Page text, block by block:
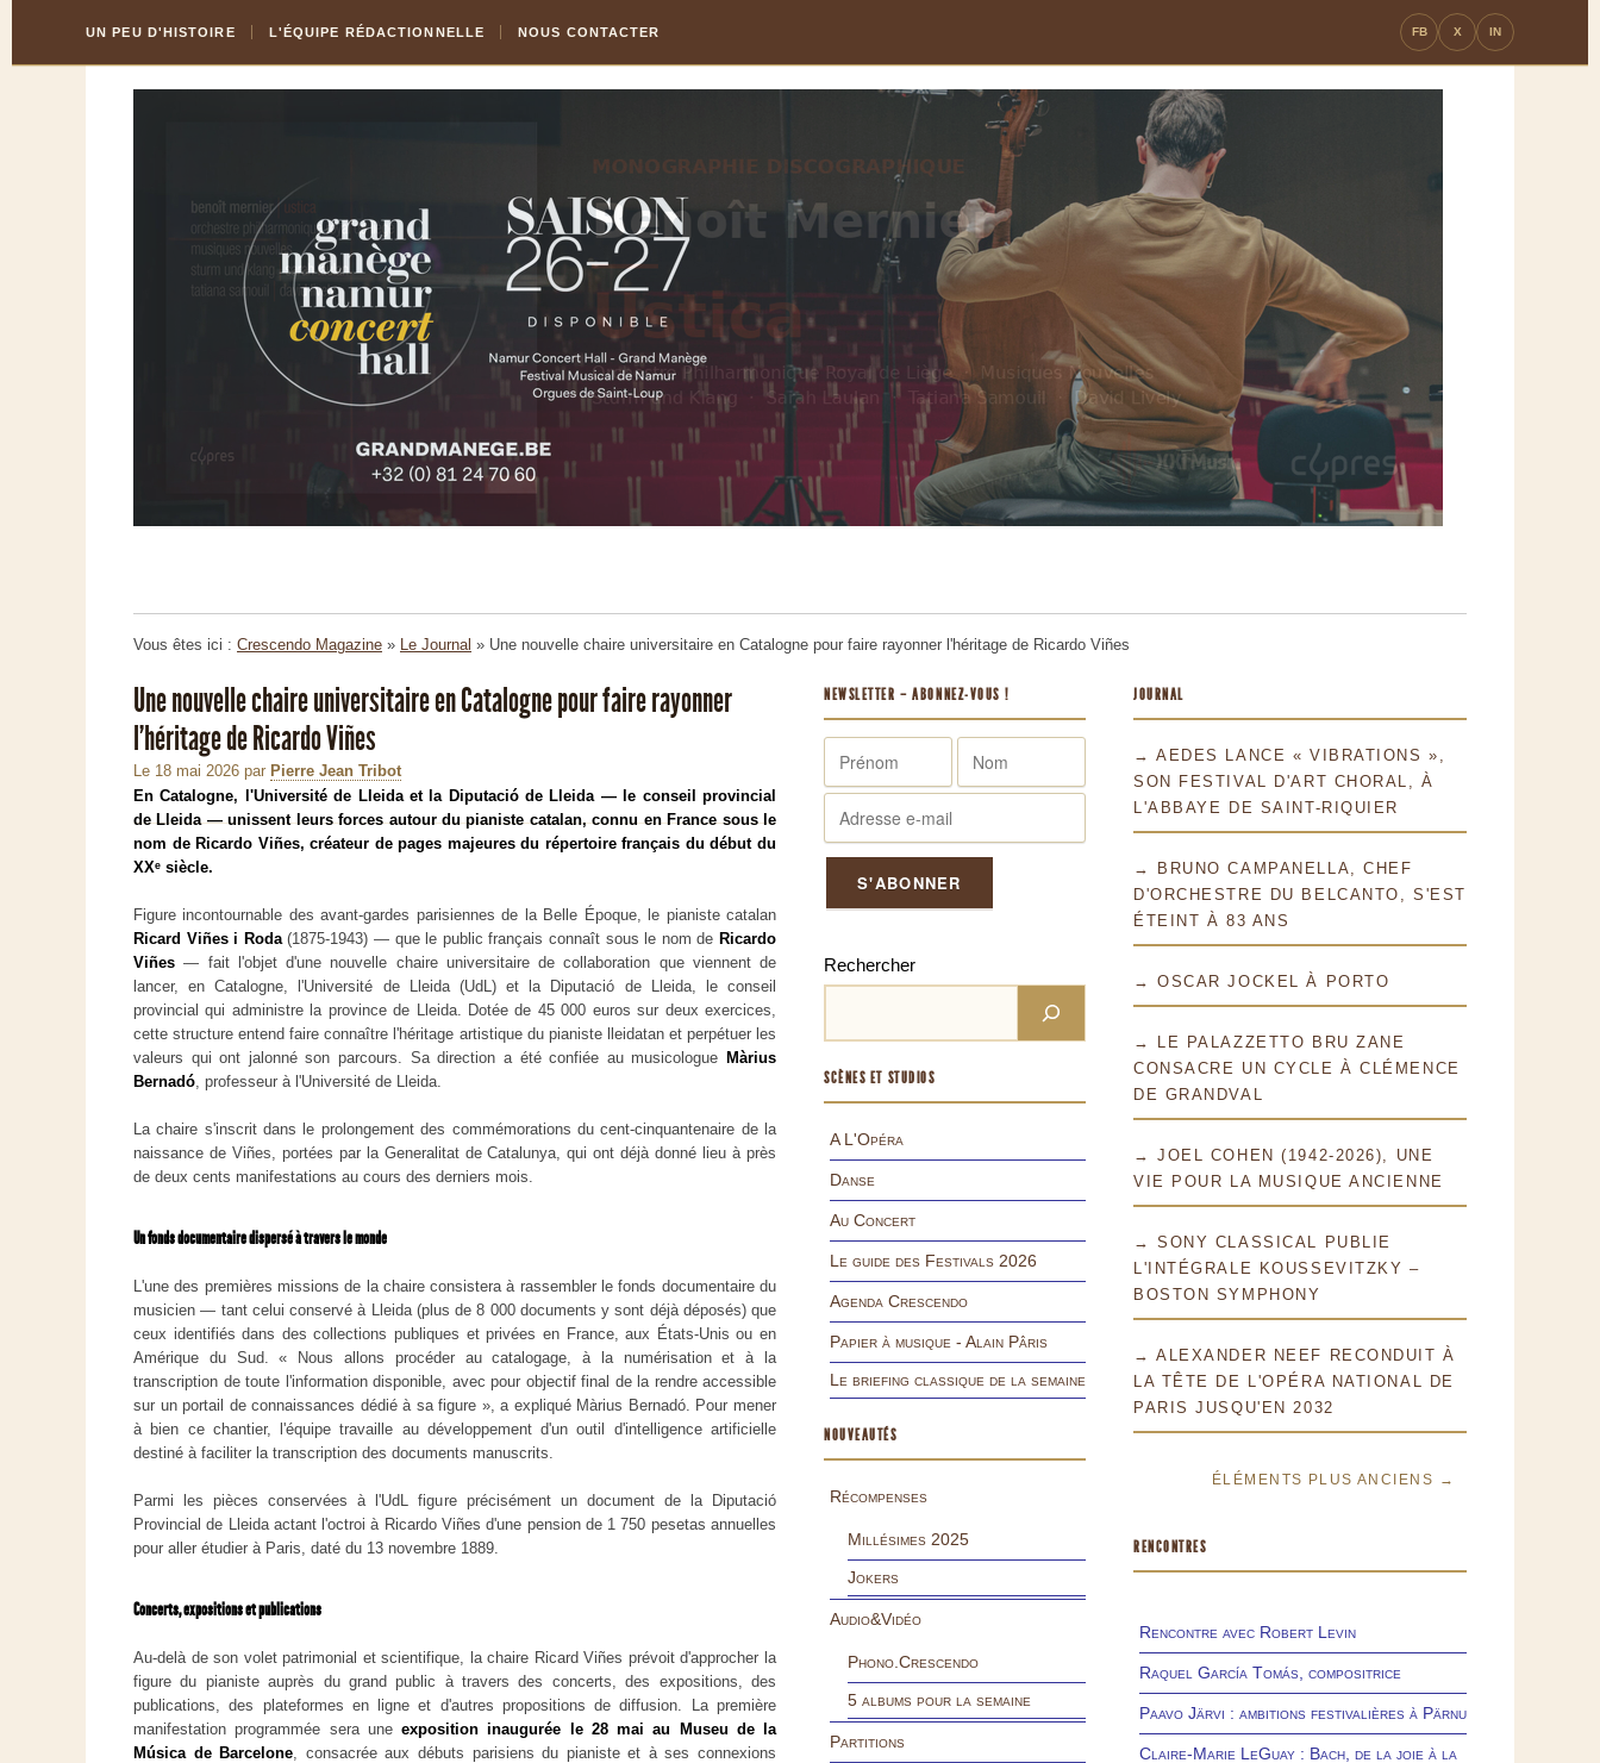
Content
la
UN PEU D'HISTOIRE L'ÉQUIPE RÉDACTIONNELLE NOUS CONTACTER FB X IN
Vous êtes ici : Crescendo Magazine » Le Journal » Une nouvelle chaire universitaire en Catalogne pour faire rayonner l'héritage de Ricardo Viñes
Une nouvelle chaire universitaire en Catalogne pour faire rayonner
l'héritage de Ricardo Viñes
Le 18 mai 2026 par Pierre Jean Tribot
En Catalogne, l'Université de Lleida et la Diputació de Lleida — le conseil provincial
de Lleida — unissent leurs forces autour du pianiste catalan, connu en France sous le
nom de Ricardo Viñes, créateur de pages majeures du répertoire français du début du
XXᵉ siècle.
Figure incontournable des avant-gardes parisiennes de la Belle Époque, le pianiste catalan
Ricard Viñes i Roda(1875-1943) — que le public français connaît sous le nom de Ricardo
Viñes — fait l'objet d'une nouvelle chaire universitaire de collaboration que viennent de
lancer, en Catalogne, l'Université de Lleida (UdL) et la Diputació de Lleida, le conseil
provincial qui administre la province de Lleida. Dotée de 45 000 euros sur deux exercices,
cette structure entend faire connaître l'héritage artistique du pianiste lleidatan et perpétuer les
valeurs qui ont jalonné son parcours. Sa direction a été confiée au musicologue Màrius
Bernadó, professeur à l'Université de Lleida.
La chaire s'inscrit dans le prolongement des commémorations du cent-cinquantenaire de la
naissance de Viñes, portées par la Generalitat de Catalunya, qui ont déjà donné lieu à près
de deux cents manifestations au cours des derniers mois.
Un fonds documentaire dispersé à travers le monde
L'une des premières missions de la chaire consistera à rassembler le fonds documentaire du
musicien — tant celui conservé à Lleida (plus de 8 000 documents y sont déjà déposés) que
ceux identifiés dans des collections publiques et privées en France, aux États-Unis ou en
Amérique du Sud. « Nous allons procéder au catalogage, à la numérisation et à la
transcription de toute l'information disponible, avec pour objectif final de la rendre accessible
sur un portail de connaissances dédié à sa figure », a expliqué Màrius Bernadó. Pour mener
à bien ce chantier, l'équipe travaille au développement d'un outil d'intelligence artificielle
destiné à faciliter la transcription des documents manuscrits.
Parmi les pièces conservées à l'UdL figure précisément un document de la Diputació
Provincial de Lleida actant l'octroi à Ricardo Viñes d'une pension de 1 750 pesetas annuelles
pour aller étudier à Paris, daté du 13 novembre 1889.
Concerts, expositions et publications
Au-delà de son volet patrimonial et scientifique, la chaire Ricard Viñes prévoit d'approcher la
figure du pianiste auprès du grand public à travers des concerts, des expositions, des
publications, des plateformes en ligne et d'autres propositions de diffusion. La première
manifestation programmée sera une exposition inaugurée le 28 mai au Museu de la
Música de Barcelone, consacrée aux débuts parisiens du pianiste et à ses connexions
NEWSLETTER – ABONNEZ-VOUS !
Rechercher
SCÈNES ET STUDIOS
A L'Opéra
Danse
Au Concert
Le guide des Festivals 2026
Agenda Crescendo
Papier à musique - Alain Pâris
Le briefing classique de la semaine
NOUVEAUTÉS
Récompenses
Millésimes 2025
Jokers
Audio&Vidéo
Phono.Crescendo
5 albums pour la semaine
Partitions
JOURNAL
→ AEDES LANCE « VIBRATIONS »,
SON FESTIVAL D'ART CHORAL, À
L'ABBAYE DE SAINT-RIQUIER
→ BRUNO CAMPANELLA, CHEF
D'ORCHESTRE DU BELCANTO, S'EST
ÉTEINT À 83 ANS
→ OSCAR JOCKEL À PORTO
→ LE PALAZZETTO BRU ZANE
CONSACRE UN CYCLE À CLÉMENCE
DE GRANDVAL
→ JOEL COHEN (1942-2026), UNE
VIE POUR LA MUSIQUE ANCIENNE
→ SONY CLASSICAL PUBLIE
L'INTÉGRALE KOUSSEVITZKY –
BOSTON SYMPHONY
→ ALEXANDER NEEF RECONDUIT À
LA TÊTE DE L'OPÉRA NATIONAL DE
PARIS JUSQU'EN 2032
ÉLÉMENTS PLUS ANCIENS →
RENCONTRES
Rencontre avec Robert Levin
Raquel García Tomás, compositrice
Paavo Järvi : ambitions festivalières à Pärnu
Claire-Marie LeGuay : Bach, de la joie à la